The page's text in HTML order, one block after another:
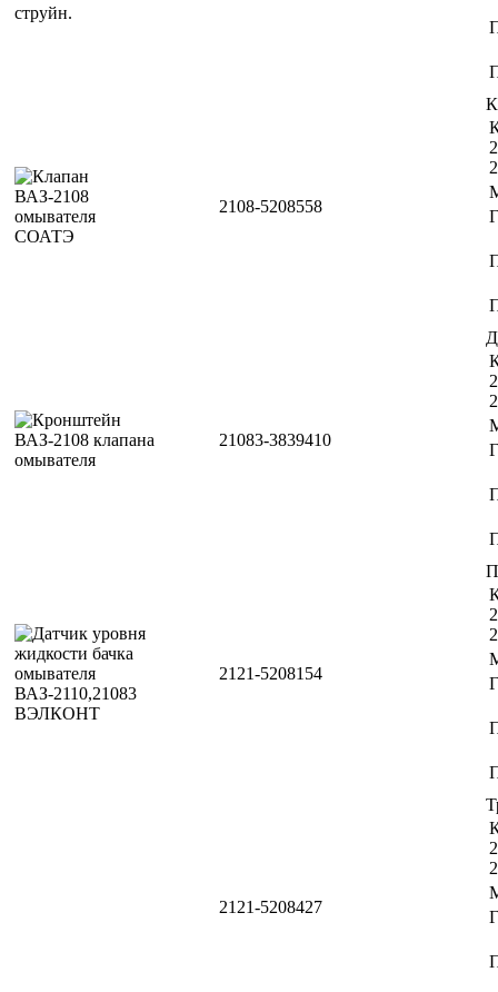
2108-5208558
21083-3839410
2121-5208154
2121-5208427